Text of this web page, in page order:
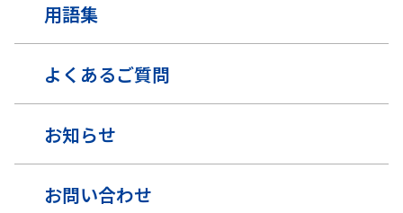
用語集
よくあるご質問
お知らせ
お問い合わせ